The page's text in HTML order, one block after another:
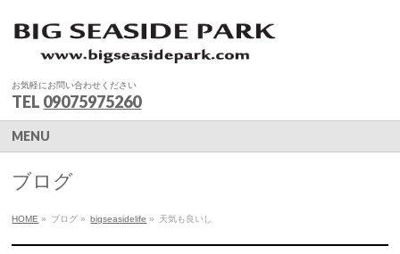
お気軽にお問い合わせください
TEL 09075975260
MENU
ブログ
HOME » ブログ » bigseasidelife » 天気も良いし